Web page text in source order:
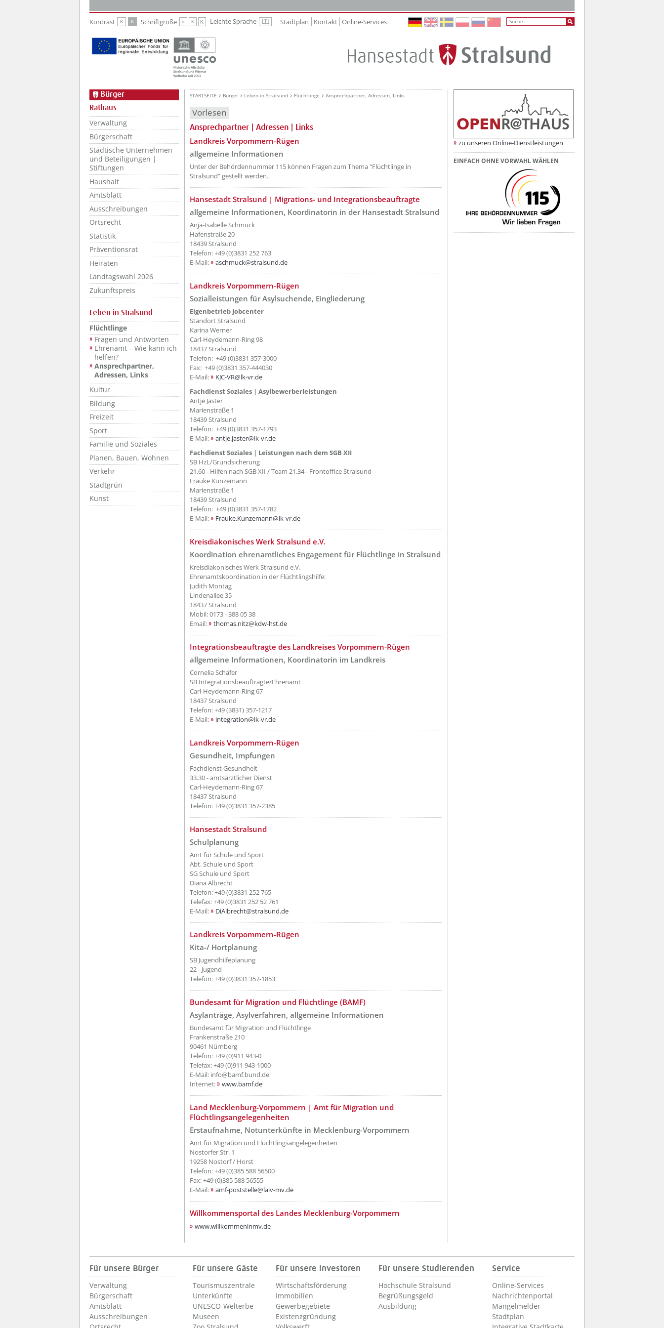
Kontrast K K Schriftgröße K K K Leichte Sprache Leichte Sprache
Stadtplan Kontakt Online-Services
Bürger
Rathaus
Verwaltung
Bürgerschaft
Städtische Unternehmen
und Beteiligungen |
Stiftungen
Haushalt
Amtsblatt
Ausschreibungen
Ortsrecht
Statistik
Präventionsrat
Heiraten
Landtagswahl 2026
Zukunftspreis
Leben in Stralsund
Flüchtlinge
Fragen und Antworten
Ehrenamt – Wie kann ich
helfen?
Ansprechpartner,
Adressen, Links
Kultur
Bildung
Freizeit
Sport
Familie und Soziales
Planen, Bauen, Wohnen
Verkehr
Stadtgrün
Kunst
STARTSEITE Bürger Leben in Stralsund Flüchtlinge Ansprechpartner, Adressen, Links
Vorlesen
Ansprechpartner | Adressen | Links
??? absaetzeOben[1]/titel ???
Landkreis Vorpommern-Rügen
allgemeine Informationen
Unter der Behördennummer 115 können Fragen zum Thema "Flüchtlinge in
Stralsund" gestellt werden.
??? absaetzeOben[2]/titel ???
Hansestadt Stralsund | Migrations- und Integrationsbeauftragte
allgemeine Informationen, Koordinatorin in der Hansestadt Stralsund
Anja-Isabelle Schmuck
Hafenstraße 20
18439 Stralsund
Telefon: +49 (0)3831 252 763
E-Mail:
aschmuck@stralsund.de
??? absaetzeOben[3]/titel ???
Landkreis Vorpommern-Rügen
Sozialleistungen für Asylsuchende, Eingliederung
Eigenbetrieb Jobcenter
Standort Stralsund
Karina Werner
Carl-Heydemann-Ring 98
18437 Stralsund
Telefon: +49 (0)3831 357-3000
Fax: +49 (0)3831 357-444030
E-Mail:
KJC-VR@lk-vr.de
Fachdienst Soziales | Asylbewerberleistungen
Antje Jaster
Marienstraße 1
18439 Stralsund
Telefon: +49 (0)3831 357-1793
E-Mail:
antje.jaster@lk-vr.de
Fachdienst Soziales | Leistungen nach dem SGB XII
SB HzL/Grundsicherung
21.60 - Hilfen nach SGB XII / Team 21.34 - Frontoffice Stralsund
Frauke Kunzemann
Marienstraße 1
18439 Stralsund
Telefon: +49 (0)3831 357-1782
E-Mail:
Frauke.Kunzemann@lk-vr.de
??? absaetzeOben[4]/titel ???
Kreisdiakonisches Werk Stralsund e.V.
Koordination ehrenamtliches Engagement für Flüchtlinge in Stralsund
Kreisdiakonisches Werk Stralsund e.V.
Ehrenamtskoordination in der Flüchtlingshilfe:
Judith Montag
Lindenallee 35
18437 Stralsund
Mobil: 0173 - 388 05 38
Email:
thomas.nitz@kdw-hst.de
??? absaetzeOben[5]/titel ???
Integrationsbeauftragte des Landkreises Vorpommern-Rügen
allgemeine Informationen, Koordinatorin im Landkreis
Cornelia Schäfer
SB Integrationsbeauftragte/Ehrenamt
Carl-Heydemann-Ring 67
18437 Stralsund
Telefon: +49 (3831) 357-1217
E-Mail:
integration@lk-vr.de
??? absaetzeOben[6]/titel ???
Landkreis Vorpommern-Rügen
Gesundheit, Impfungen
Fachdienst Gesundheit
33.30 - amtsärztlicher Dienst
Carl-Heydemann-Ring 67
18437 Stralsund
Telefon: +49 (0)3831 357-2385
??? absaetzeOben[7]/titel ???
Hansestadt Stralsund
Schulplanung
Amt für Schule und Sport
Abt. Schule und Sport
SG Schule und Sport
Diana Albrecht
Telefon: +49 (0)3831 252 765
Telefax: +49 (0)3831 252 52 761
E-Mail:
DiAlbrecht@stralsund.de
??? absaetzeOben[8]/titel ???
Landkreis Vorpommern-Rügen
Kita-/ Hortplanung
SB Jugendhilfeplanung
22 - Jugend
Telefon: +49 (0)3831 357-1853
??? absaetzeOben[9]/titel ???
Bundesamt für Migration und Flüchtlinge (BAMF)
Asylanträge, Asylverfahren, allgemeine Informationen
Bundesamt für Migration und Flüchtlinge
Frankenstraße 210
90461 Nürnberg
Telefon: +49 (0)911 943-0
Telefax: +49 (0)911 943-1000
E-Mail: info@bamf.bund.de
Internet:
www.bamf.de
??? absaetzeOben[10]/titel ???
Land Mecklenburg-Vorpommern | Amt für Migration und
Flüchtlingsangelegenheiten
Erstaufnahme, Notunterkünfte in Mecklenburg-Vorpommern
Amt für Migration und Flüchtlingsangelegenheiten
Nostorfer Str. 1
19258 Nostorf / Horst
Telefon: +49 (0)385 588 56500
Fax: +49 (0)385 588 56555
E-Mail:
amf-poststelle@laiv-mv.de
??? absaetzeOben[11]/titel ???
Willkommensportal des Landes Mecklenburg-Vorpommern
www.willkommeninmv.de
zu unseren Online-Dienstleistungen
EINFACH OHNE VORWAHL WÄHLEN
Für unsere Bürger
Verwaltung
Bürgerschaft
Amtsblatt
Ausschreibungen
Für unsere Gäste
Tourismuszentrale
Unterkünfte
UNESCO-Welterbe
Museen
Für unsere Investoren
Wirtschaftsförderung
Immobilien
Gewerbegebiete
Existenzgründung
Für unsere Studierenden
Hochschule Stralsund
Begrüßungsgeld
Ausbildung
Service
Online-Services
Nachrichtenportal
Mängelmelder
Stadtplan